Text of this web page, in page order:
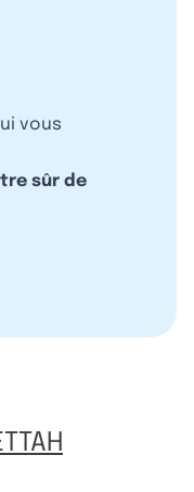
vous
sûr de